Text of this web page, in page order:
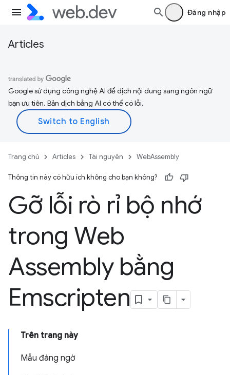
Đăng nhập
Articles
Google sử dụng công nghệ AI để dịch nội dung sang ngôn ngữ
bạn ưu tiên. Bản dịch bằng AI có thể có lỗi.
Trang chủ Articles Tài nguyên WebAssembly
Thông tin này có hữu ích không cho bạn không?
Gỡ lỗi rò rỉ bộ nhớ
trong Web
Assembly bằng
Emscripten
Trên trang này
Mẫu đáng ngờ